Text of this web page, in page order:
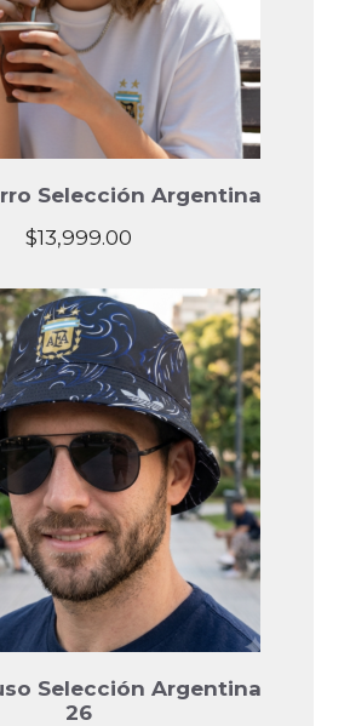
Selección Argentina
$13,999.00
Selección Argentina
26